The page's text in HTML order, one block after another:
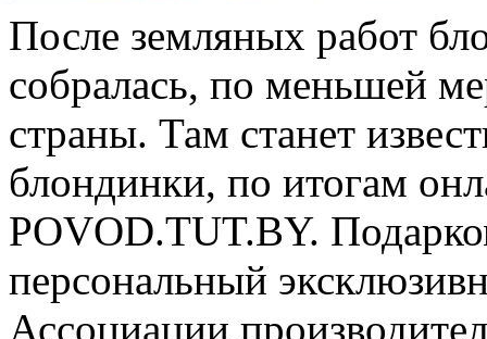
После земляных работ
собралась, по меньшей
страны. Там станет
блондинки, по итогам
POVOD.TUT.BY.
персональный
Ассоциации